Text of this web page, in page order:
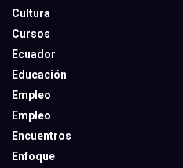
Cultura
Cursos
Ecuador
Educación
Empleo
Empleo
Encuentros
Enfoque